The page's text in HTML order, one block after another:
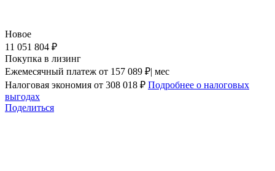
Новое
11 051 804 ₽
Покупка в лизинг
Ежемесячный платеж от 157 089 ₽| мес
Налоговая экономия от 308 018 ₽ Подробнее о налоговых
выгодах
Поделиться